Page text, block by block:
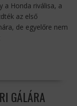
a Honda riválisa, a
az első
de egyelőre nem
GÁLÁRA